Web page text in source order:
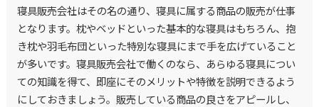
寝具販売会社はその名の通り、寝具に属する商品の販売が仕事
となります。枕やベッドといった基本的な寝具はもちろん、抱
き枕や羽毛布団といった特別な寝具にまで手を広げていること
が多いです。寝具販売会社で働くのなら、あらゆる寝具につい
ての知識を得て、即座にそのメリットや特徴を説明できるよう
にしておきましょう。販売している商品の良さをアピールし、